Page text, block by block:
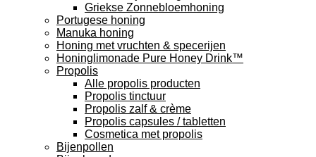
Griekse Zonnebloemhoning
Portugese honing
Manuka honing
Honing met vruchten & specerijen
Honinglimonade Pure Honey Drink™
Propolis
Alle propolis producten
Propolis tinctuur
Propolis zalf & crème
Propolis capsules / tabletten
Cosmetica met propolis
Bijenpollen